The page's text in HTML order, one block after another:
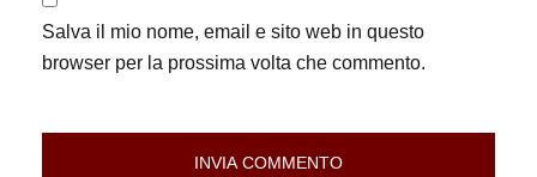
Salva il mio nome, email e sito web in questo
browser per la prossima volta che commento.